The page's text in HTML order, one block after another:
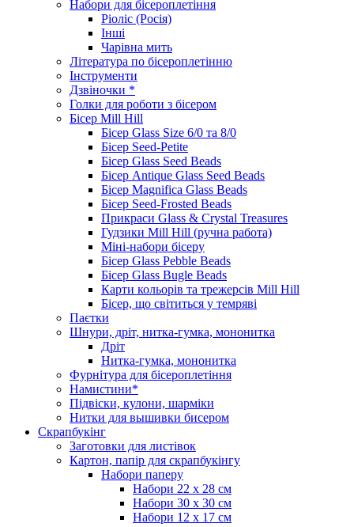
Набори для бісероплетіння
Ріоліс (Росія)
Інші
Чарівна мить
Література по бісероплетінню
Інструменти
Дзвіночки *
Голки для роботи з бісером
Бісер Mill Hill
Бісер Glass Size 6/0 та 8/0
Бісер Seed-Petite
Бісер Glass Seed Beads
Бісер Antique Glass Seed Beads
Бісер Magnifica Glass Beads
Бісер Seed-Frosted Beads
Прикраси Glass & Crystal Treasures
Гудзики Mill Hill (ручна работа)
Міні-набори бісеру
Бісер Glass Pebble Beads
Бісер Glass Bugle Beads
Карти кольорів та трежерсів Mill Hill
Бісер, що світиться у темряві
Паєтки
Шнури, дріт, нитка-гумка, мононитка
Дріт
Нитка-гумка, мононитка
Фурнітура для бісероплетіння
Намистини*
Підвіски, кулони, шарміки
Нитки для вышивки бисером
Скрапбукінг
Заготовки для листівок
Картон, папір для скрапбукінгу
Набори паперу
Набори 22 х 28 см
Набори 30 х 30 см
Набори 12 х 17 см